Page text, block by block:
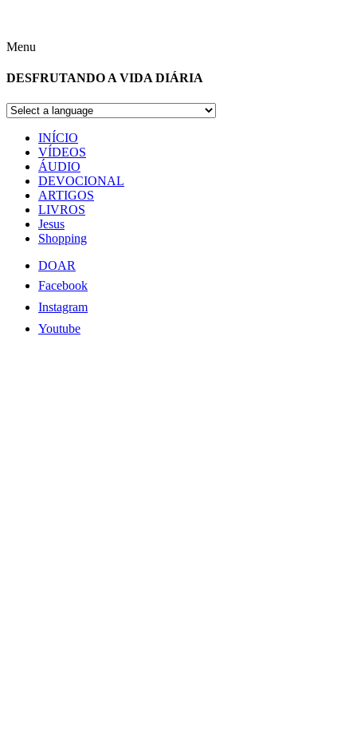
Menu
DESFRUTANDO A VIDA DIÁRIA
INÍCIO
VÍDEOS
ÁUDIO
DEVOCIONAL
ARTIGOS
LIVROS
Jesus
Shopping
DOAR
Facebook
Instagram
Youtube